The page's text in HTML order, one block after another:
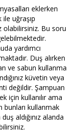
eklerken
uğraşıp
olabilirsiniz. Bu soru
yardımcı
Duş alırken
ve sabun kullanma
küvetin veya
değildir. Şampuan
için kullanılır ama
kullanmak
aldığınız alanda